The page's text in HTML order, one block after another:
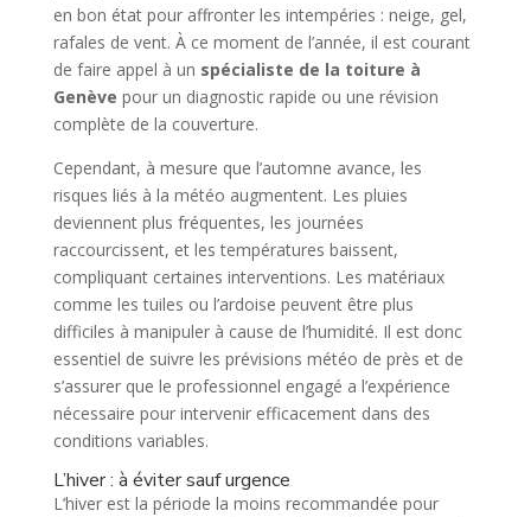
en bon état pour affronter les intempéries : neige, gel,
rafales de vent. À ce moment de l’année, il est courant
de faire appel à un spécialiste de la toiture à
Genève pour un diagnostic rapide ou une révision
complète de la couverture.
Cependant, à mesure que l’automne avance, les
risques liés à la météo augmentent. Les pluies
deviennent plus fréquentes, les journées
raccourcissent, et les températures baissent,
compliquant certaines interventions. Les matériaux
comme les tuiles ou l’ardoise peuvent être plus
difficiles à manipuler à cause de l’humidité. Il est donc
essentiel de suivre les prévisions météo de près et de
s’assurer que le professionnel engagé a l’expérience
nécessaire pour intervenir efficacement dans des
conditions variables.
L’hiver : à éviter sauf urgence
L’hiver est la période la moins recommandée pour